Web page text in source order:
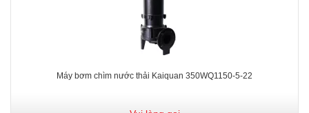
Máy bơm chìm nước thải Kaiquan 350WQ1150-5-22